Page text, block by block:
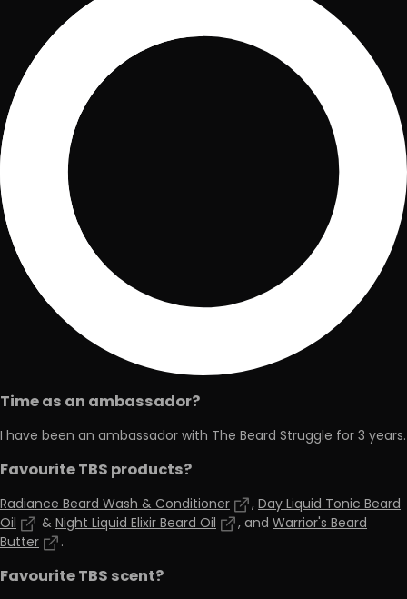
Time as an ambassador?
I have been an ambassador with The Beard Struggle for 3 years.
Favourite TBS products?
Radiance Beard Wash & Conditioner ,Day Liquid Tonic Beard
Oil
& Night Liquid Elixir Beard Oil , and Warrior's Beard
Butter
.
Favourite TBS scent?